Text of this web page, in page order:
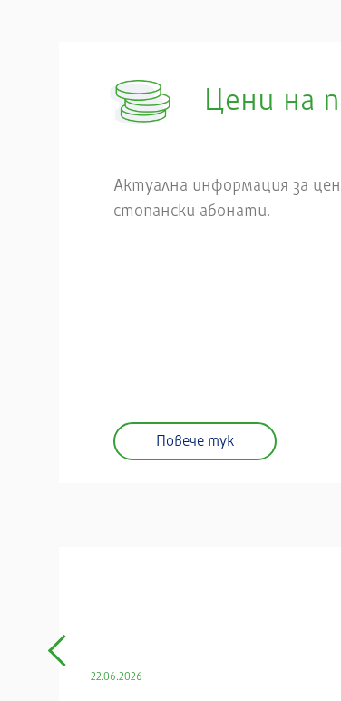
Цени на
Актуална информация за
стопански абонати.
Повече тук
22.06.2026